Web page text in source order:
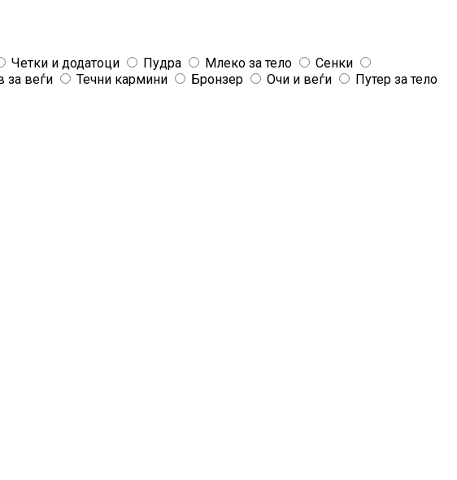
Четки и додатоци Пудра Млеко за тело
Сенки
за веѓи Течни кармини Бронзер Очи и веѓи
Путер за тело